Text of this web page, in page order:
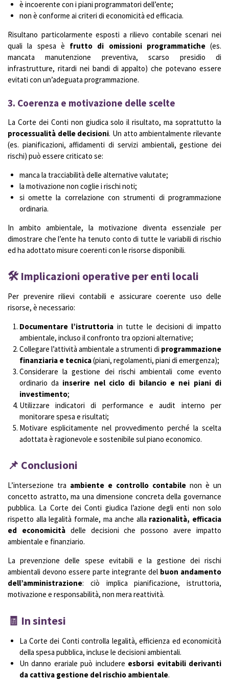
è incoerente con i piani programmatori dell’ente;
non è conforme ai criteri di economicità ed efficacia.
Risultano particolarmente esposti a rilievo contabile scenari nei
quali la spesa è frutto di omissioni programmatiche(es.
mancata manutenzione preventiva, scarso presidio di
infrastrutture, ritardi nei bandi di appalto) che potevano essere
evitati con un’adeguata programmazione.
3. Coerenza e motivazione delle scelte
La Corte dei Conti non giudica solo il risultato, ma soprattutto la
processualità delle decisioni. Un atto ambientalmente rilevante
(es. pianificazioni, affidamenti di servizi ambientali, gestione dei
rischi) può essere criticato se:
manca la tracciabilità delle alternative valutate;
la motivazione non coglie i rischi noti;
si omette la correlazione con strumenti di programmazione
ordinaria.
In ambito ambientale, la motivazione diventa essenziale per
dimostrare che l’ente ha tenuto conto di tutte le variabili di rischio
ed ha adottato misure coerenti con le risorse disponibili.
🛠️ Implicazioni operative per enti locali
Per prevenire rilievi contabili e assicurare coerente uso delle
risorse, è necessario:
Documentare l’istruttoria in tutte le decisioni di impatto
ambientale, incluso il confronto tra opzioni alternative;
Collegare l’attività ambientale a strumenti di programmazione
finanziaria e tecnica(piani, regolamenti, piani di emergenza);
Considerare la gestione dei rischi ambientali come evento
ordinario da inserire nel ciclo di bilancio e nei piani di
investimento;
Utilizzare indicatori di performance e audit interno per
monitorare spesa e risultati;
Motivare esplicitamente nel provvedimento perché la scelta
adottata è ragionevole e sostenibile sul piano economico.
📌 Conclusioni
L’intersezione tra ambiente e controllo contabile non è un
concetto astratto, ma una dimensione concreta della governance
pubblica. La Corte dei Conti giudica l’azione degli enti non solo
rispetto alla legalità formale, ma anche alla razionalità, efficacia
ed economicitàdelle decisioni che possono avere impatto
ambientale e finanziario.
La prevenzione delle spese evitabili e la gestione dei rischi
ambientali devono essere parte integrante del buon andamento
dell’amministrazione: ciò implica pianificazione, istruttoria,
motivazione e responsabilità, non mera reattività.
🧾 In sintesi
La Corte dei Conti controlla legalità, efficienza ed economicità
della spesa pubblica, incluse le decisioni ambientali.
Un danno erariale può includere esborsi evitabili derivanti
da cattiva gestione del rischio ambientale.